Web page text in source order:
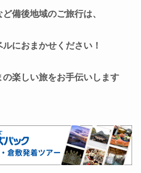
備後地域のご旅行は、
におまかせください！
楽しい旅をお手伝いします